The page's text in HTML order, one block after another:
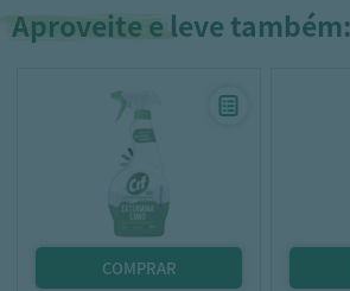
Aproveite e leve também: